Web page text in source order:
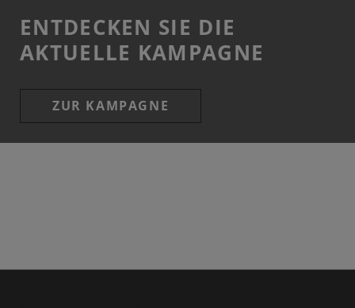
ENTDECKEN SIE DIE
AKTUELLE KAMPAGNE
ZUR KAMPAGNE